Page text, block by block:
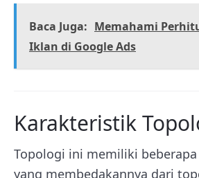
Baca Juga: Memahami
Iklan di Google Ads
Karakteristik
Topologi ini memiliki
yang membedakannya dari